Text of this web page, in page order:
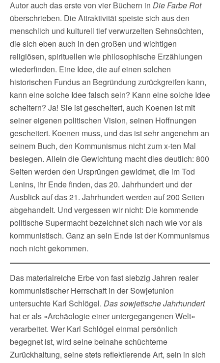
Autor auch das erste von vier Büchern in Die Farbe Rot
überschrieben. Die Attraktivität speiste sich aus den
menschlich und kulturell tief verwurzelten Sehnsüchten,
die sich eben auch in den großen und wichtigen
religiösen, spirituellen wie philosophische Erzählungen
wiederfinden. Eine Idee, die auf einen solchen
historischen Fundus an Begründung zurückgreifen kann,
kann eine solche Idee falsch sein? Kann eine solche Idee
scheitern? Ja! Sie ist gescheitert, auch Koenen ist mit
seiner eigenen politischen Vision, seinen Hoffnungen
gescheitert. Koenen muss, und das ist sehr angenehm an
seinem Buch, den Kommunismus nicht zum x-ten Mal
besiegen. Allein die Gewichtung macht dies deutlich: 800
Seiten werden den Ursprüngen gewidmet, die im Tod
Lenins, ihr Ende finden, das 20. Jahrhundert und der
Ausblick auf das 21. Jahrhundert werden auf 200 Seiten
abgehandelt. Und vergessen wir nicht: Die kommende
politische Supermacht bezeichnet sich nach wie vor als
kommunistisch. Ganz an sein Ende ist der Kommunismus
noch nicht gekommen.
Das materialreiche Erbe von fast siebzig Jahren realer
kommunistischer Herrschaft in der Sowjetunion
untersuchte Karl Schlögel. Das sowjetische Jahrhundert
hat er als »Archäologie einer untergegangenen Welt«
verarbeitet. Wer Karl Schlögel einmal persönlich
begegnet ist, wird seine beinahe schüchterne
Zurückhaltung, seine stets reflektierende Art, sein in sich